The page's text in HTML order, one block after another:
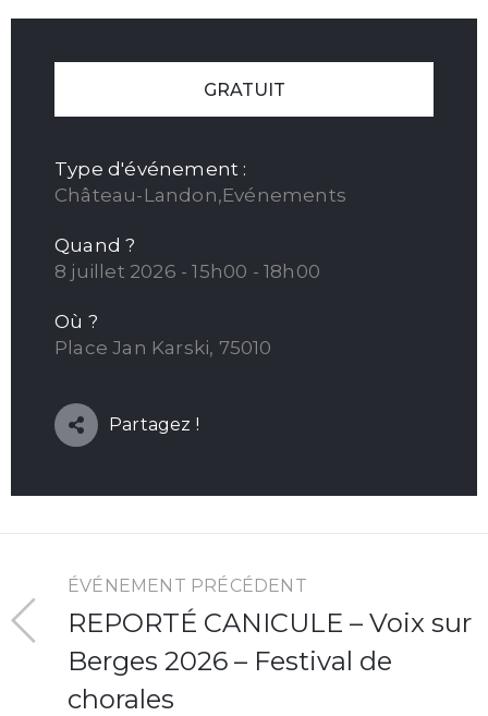
GRATUIT
Type d'événement :
Château-Landon,Evénements
Quand ?
8 juillet 2026 - 15h00 - 18h00
Où ?
Place Jan Karski, 75010
Partagez !
ÉVÉNEMENT PRÉCÉDENT
REPORTÉ CANICULE – Voix sur
Berges 2026 – Festival de
chorales